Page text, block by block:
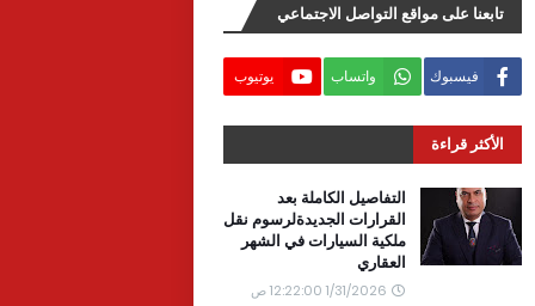
تابعنا على مواقع التواصل الاجتماعي
فيسبوك واتساب يوتيوب
الأكثر قراءة
التفاصيل الكاملة بعد
القرارات الجديدةلرسوم نقل
ملكية السيارات في الشهر
العقاري
1/31/2026 12:22:00 ص